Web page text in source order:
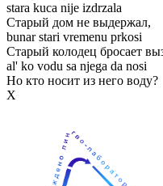
stara kuca nije izdrzala
Старый дом не выдержал,
bunar stari vremenu prkosi
Старый колодец бросает
al' ko vodu sa njega da nosi
Но кто носит из него воду?
Х